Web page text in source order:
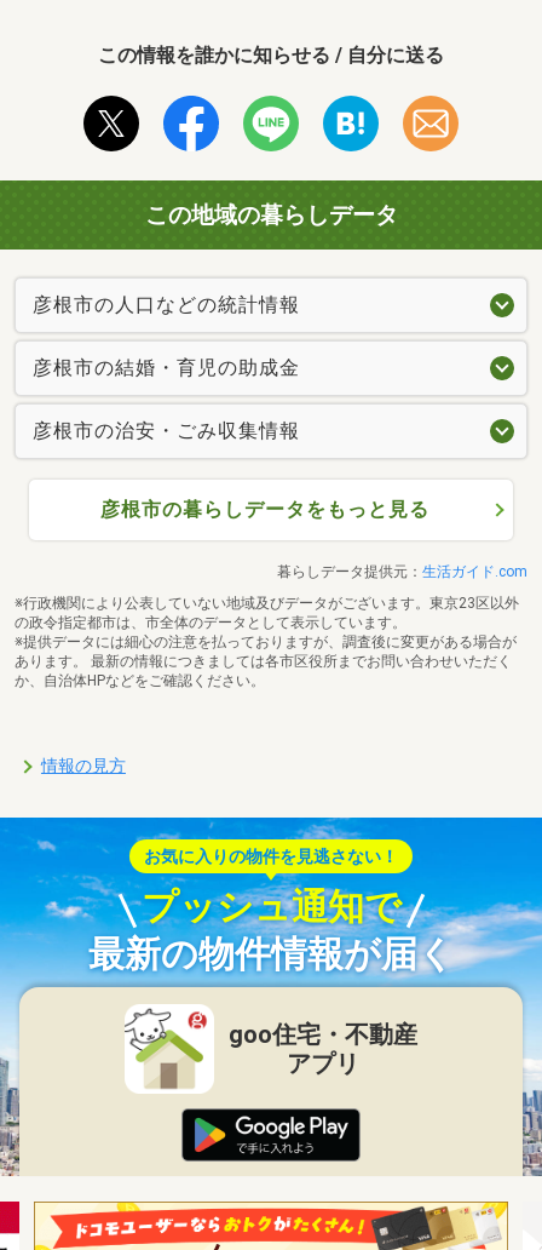
この情報を誰かに知らせる / 自分に送る
この地域の暮らしデータ
彦根市の人口などの統計情報
彦根市の結婚・育児の助成金
彦根市の治安・ごみ収集情報
彦根市の暮らしデータをもっと見る
暮らしデータ提供元： 生活ガイド.com
※行政機関により公表していない地域及びデータがございます。東京23区以外
の政令指定都市は、市全体のデータとして表示しています。
※提供データには細心の注意を払っておりますが、調査後に変更がある場合が
あります。 最新の情報につきましては各市区役所までお問い合わせいただく
か、自治体HPなどをご確認ください。
情報の見方
お気に入りの物件を見逃さない！
プッシュ通知で
最新の物件情報が届く
goo住宅・不動産
アプリ